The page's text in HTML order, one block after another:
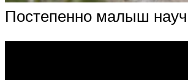
Постепенно малыш